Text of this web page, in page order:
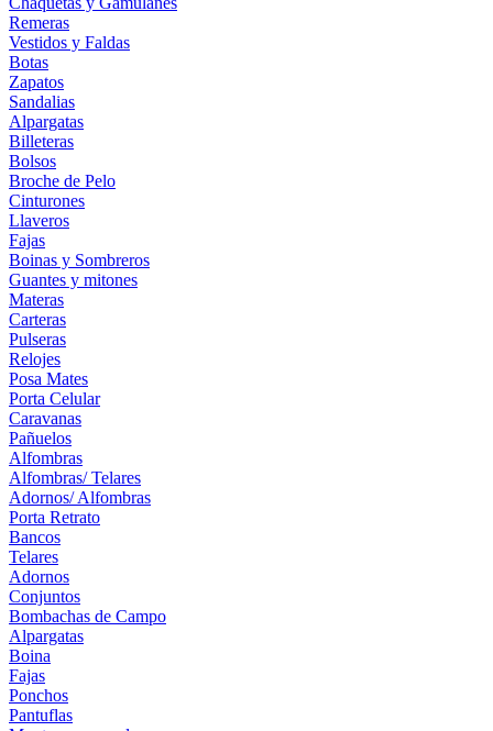
Remeras
Vestidos y Faldas
Botas
Zapatos
Sandalias
Alpargatas
Billeteras
Bolsos
Broche de Pelo
Cinturones
Llaveros
Fajas
Boinas y Sombreros
Guantes y mitones
Materas
Carteras
Pulseras
Relojes
Posa Mates
Porta Celular
Caravanas
Pañuelos
Alfombras
Alfombras/ Telares
Adornos/ Alfombras
Porta Retrato
Bancos
Telares
Adornos
Conjuntos
Bombachas de Campo
Alpargatas
Boina
Fajas
Ponchos
Pantuflas